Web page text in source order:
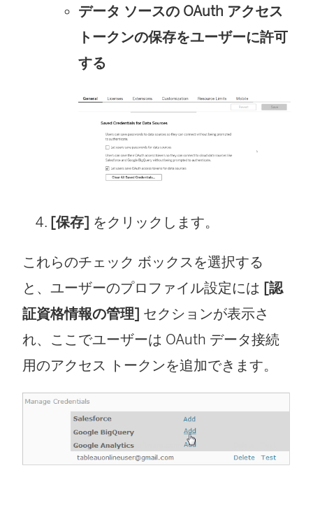
データ ソースの OAuth アクセス
トークンの保存をユーザーに許可
する
[保存] をクリックします。
これらのチェック ボックスを選択する
と、ユーザーのプロファイル設定には [認
証資格情報の管理] セクションが表示さ
れ、ここでユーザーは OAuth データ接続
用のアクセス トークンを追加できます。